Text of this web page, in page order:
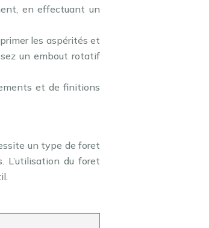
en effectuant un
les aspérités et
un embout rotatif
et de finitions
un type de foret
L’utilisation du foret